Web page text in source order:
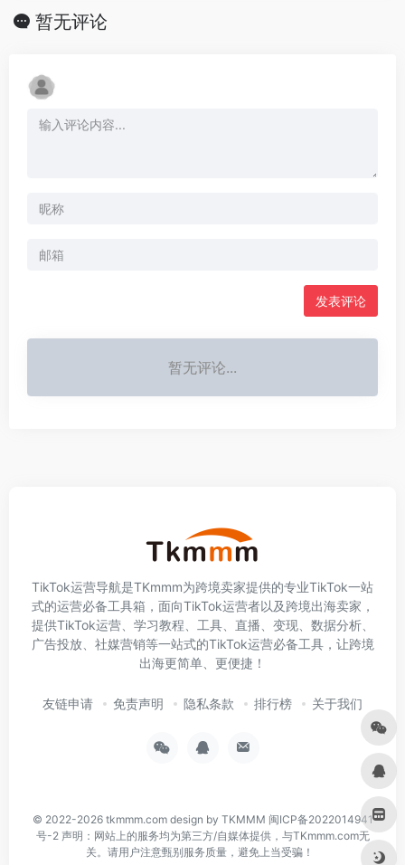
暂无评论
发表评论
暂无评论...
TikTok运营导航是TKmmm为跨境卖家提供的专业TikTok一站
式的运营必备工具箱，面向TikTok运营者以及跨境出海卖家，
提供TikTok运营、学习教程、工具、直播、变现、数据分析、
广告投放、社媒营销等一站式的TikTok运营必备工具，让跨境
出海更简单、更便捷！
友链申请 免责声明 隐私条款 排行榜 关于我们
© 2022-2026 tkmmm.comdesign by TKMMM 闽ICP备2022014941
号-2声明：网站上的服务均为第三方/自媒体提供，与TKmmm.com无
关。请用户注意甄别服务质量，避免上当受骗！